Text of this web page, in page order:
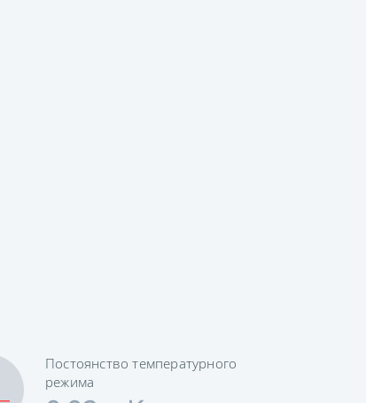
Постоянство температурного
режима